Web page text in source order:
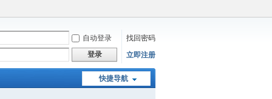
自动登录
找回密码
登录 立即注册
快捷导航